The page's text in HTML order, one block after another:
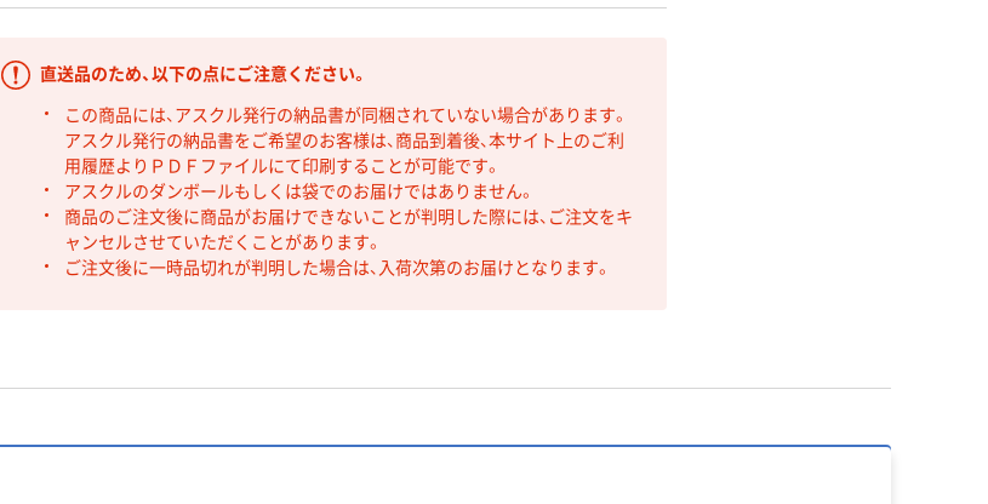
直送品のため、以下の点にご注意ください。
この商品には、アスクル発行の納品書が同梱されていない場合があります。
アスクル発行の納品書をご希望のお客様は、商品到着後、本サイト上のご利
用履歴よりＰＤＦファイルにて印刷することが可能です。
アスクルのダンボールもしくは袋でのお届けではありません。
商品のご注文後に商品がお届けできないことが判明した際には、ご注文をキ
ャンセルさせていただくことがあります。
ご注文後に一時品切れが判明した場合は、入荷次第のお届けとなります。